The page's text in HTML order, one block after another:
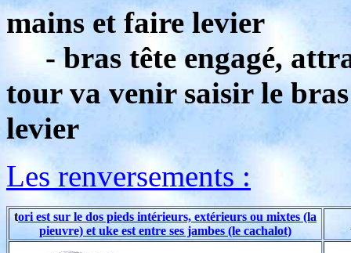
mains et faire levier
- bras tête engagé,
tour va venir saisir le
levier
Les renversements :
tori est sur le dos pieds intérieurs, extérieurs ou mixtes (la
pieuvre) et uke est entre ses jambes (le cachalot)